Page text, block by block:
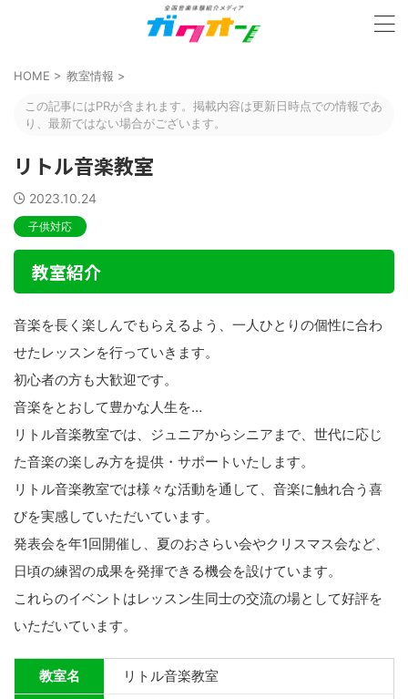
HOME > 教室情報 >
この記事にはPRが含まれます。掲載内容は更新日時点での情報であ
り、最新ではない場合がございます。
リトル音楽教室
2023.10.24
子供対応
教室紹介
音楽を長く楽しんでもらえるよう、一人ひとりの個性に合わ
せたレッスンを行っていきます。
初心者の方も大歓迎です。
音楽をとおして豊かな人生を…
リトル音楽教室では、ジュニアからシニアまで、世代に応じ
た音楽の楽しみ方を提供・サポートいたします。
リトル音楽教室では様々な活動を通して、音楽に触れ合う喜
びを実感していただいています。
発表会を年1回開催し、夏のおさらい会やクリスマス会など、
日頃の練習の成果を発揮できる機会を設けています。
これらのイベントはレッスン生同士の交流の場として好評を
いただいています。
教室名 リトル音楽教室